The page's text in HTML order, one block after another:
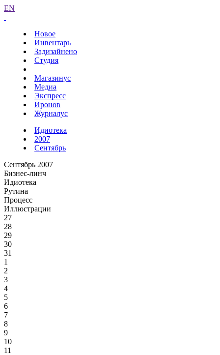
EN
Новое
Инвентарь
Задизайнено
Студия
Магазинус
Медиа
Экспресс
Иронов
Журналус
Идиотека
2007
Сентябрь
Сентябрь 2007
Бизнес-линч
Идиотека
Рутина
Процесс
Иллюстрации
27
28
29
30
31
1
2
3
4
5
6
7
8
9
10
11